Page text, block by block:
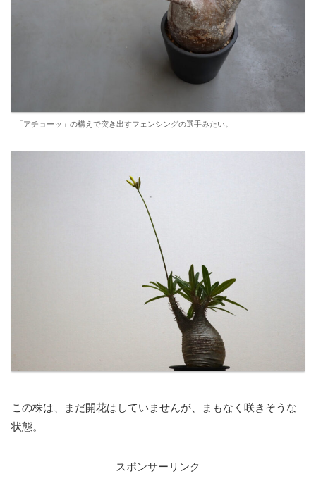
「アチョーッ」の構えで突き出すフェンシングの選手みたい。
この株は、まだ開花はしていませんが、まもなく咲きそうな
状態。
スポンサーリンク